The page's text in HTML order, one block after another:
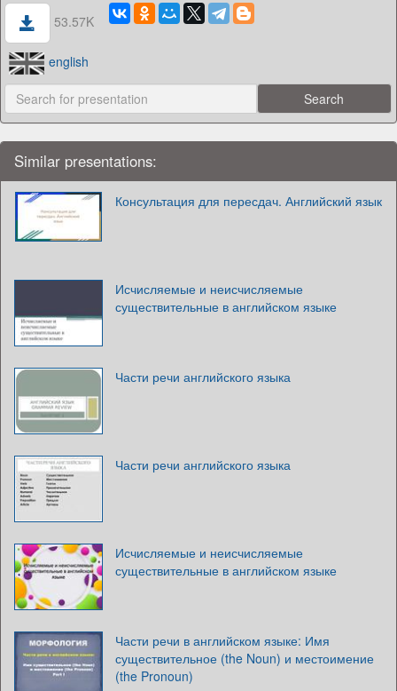
53.57K
english
Similar presentations:
Консультация для пересдач. Английский язык
Исчисляемые и неисчисляемые
существительные в английском языке
Части речи английского языка
Части речи английского языка
Исчисляемые и неисчисляемые
существительные в английском языке
Части речи в английском языке: Имя
существительное (the Noun) и местоимение
(the Pronoun)